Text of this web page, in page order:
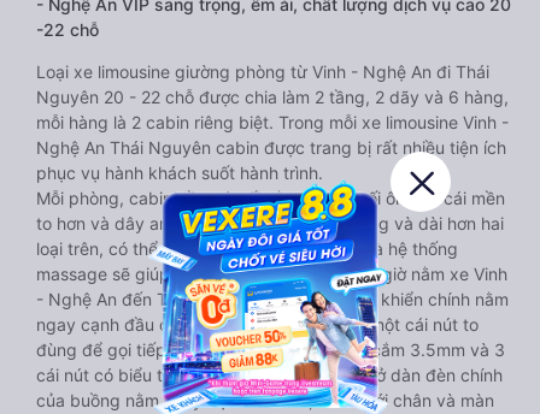
- Nghệ An VIP sang trọng, êm ái, chất lượng dịch vụ cao 20
-22 chỗ
Loại xe limousine giường phòng từ Vinh - Nghệ An đi Thái
Nguyên 20 - 22 chỗ được chia làm 2 tầng, 2 dãy và 6 hàng,
mỗi hàng là 2 cabin riêng biệt. Trong mỗi xe limousine Vinh -
Nghệ An Thái Nguyên cabin được trang bị rất nhiều tiện ích
phục vụ hành khách suốt hành trình.
Mỗi phòng, cabin đều có gối nằm rời, có gối ôm, có cái mền
to hơn và dây an toàn seat belt. Giường rộng và dài hơn hai
loại trên, có thể lăn lộn thoải mái. Đặc biệt là hệ thống
massage sẽ giúp bạn thư giãn trong những giờ nằm xe Vinh
- Nghệ An đến Thái Nguyên dài. Bảng điều khiển chính nằm
ngay cạnh đầu để tiện tay tuỳ chỉnh gồm: một cái nút to
đùng để gọi tiếp viên, 2 cổng USB , 1 jack cắm 3.5mm và 3
cái nút có biểu tượng nguồn dùng để tắt/mở dàn đèn chính
của buồng nằm chạy dọc trên đầu, đèn dưới chân và màn